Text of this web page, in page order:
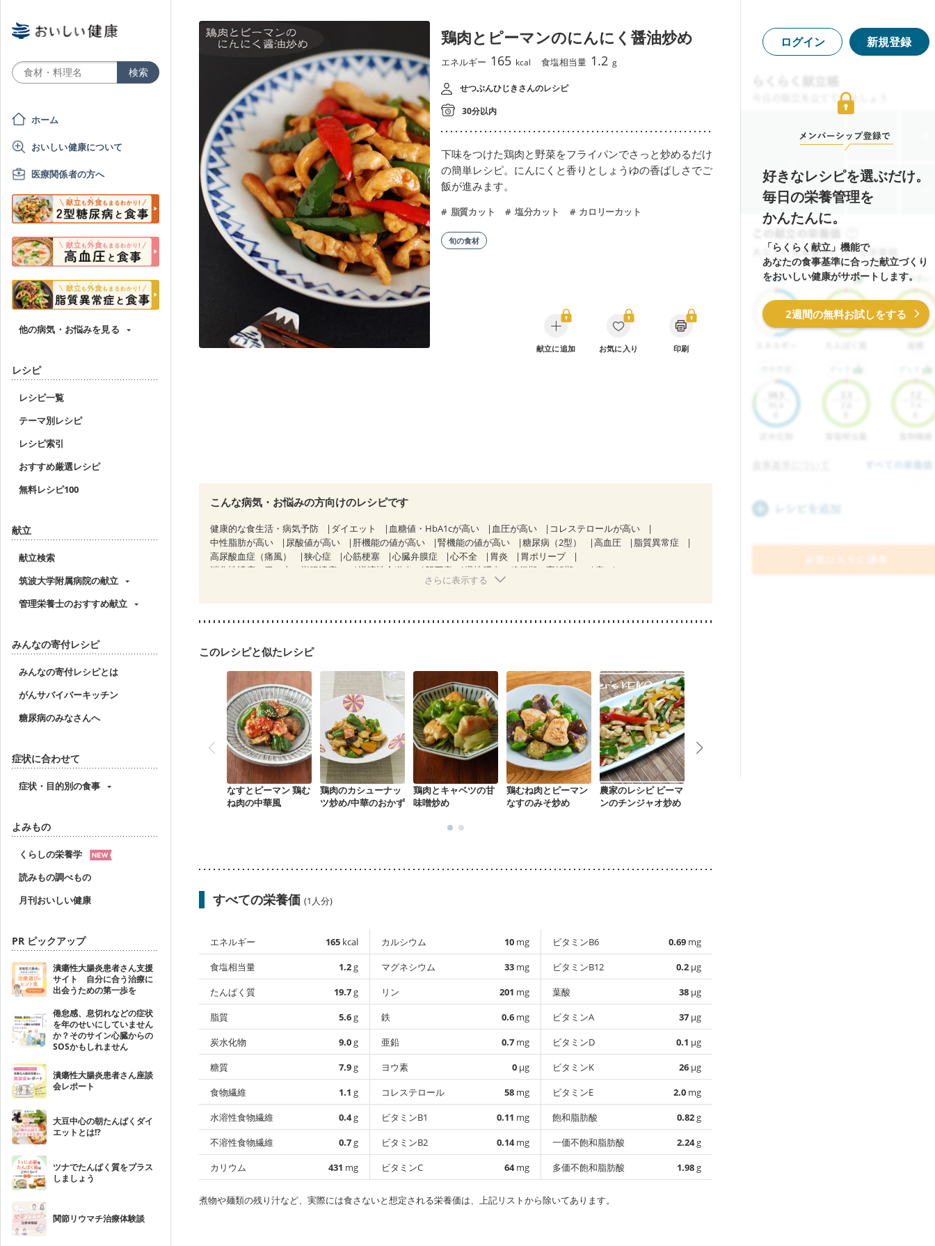
ホーム
おいしい健康について
医療関係者の方へ
他の病気・お悩みを見る
レシピ
レシピ一覧
テーマ別レシピ
レシピ索引
おすすめ厳選レシピ
無料レシピ100
献立
献立検索
筑波大学附属病院の献立
管理栄養士のおすすめ献立
みんなの寄付レシピ
みんなの寄付レシピとは
がんサバイバーキッチン
糖尿病のみなさんへ
症状に合わせて
症状・目的別の食事
よみもの
くらしの栄養学
読みもの調べもの
月刊おいしい健康
PR ピックアップ
潰瘍性大腸炎患者さん支援
サイト 自分に合う治療に
出会うための第一歩を
倦怠感、息切れなどの症状
を年のせいにしていません
か？そのサイン心臓からの
SOSかもしれません
潰瘍性大腸炎患者さん座談
会レポート
大豆中心の朝たんぱくダイ
エットとは!?
ツナでたんぱく質をプラス
しましょう
関節リウマチ治療体験談
鶏肉とピーマンのにんにく醤油炒め
エネルギー 165 kcal 食塩相当量 1.2 g
せつぶんひじきさんのレシピ
30分以内
下味をつけた鶏肉と野菜をフライパンでさっと炒めるだけ
の簡単レシピ。にんにくと香りとしょうゆの香ばしさでご
飯が進みます。
脂質カット 塩分カット カロリーカット
旬の食材
献立に追加 お気に入り 印刷
こんな病気・お悩みの方向けのレシピです
健康的な食生活・病気予防 ダイエット 血糖値・HbA1cが高い 血圧が高い
コレステロールが高い
中性脂肪が高い
尿酸値が高い 肝機能の値が高い 腎機能の値が高い 糖尿病（2型） 高血圧
脂質異常症
高尿酸血症（痛風）
狭心症 心筋梗塞 心臓弁膜症 心不全 胃炎
胃ポリープ
消化性潰瘍（胃・十二指腸潰瘍）
逆流性食道炎 胆石症 慢性膵炎（移行期・寛解期）
痔
糖尿病性腎症（第２期）
胃がん治療を終えた方・経過観察中の方
大腸がん治療を終えた方・経過観察中の方
大腸がん（抗がん剤治療中）
妊婦健診・体重増加が気になる（初期）
産後（ミルク）
骨折 関節リウマチ フレイル（年齢に合わせた体作り） 貧血対策
ニキビ・肌荒れ
妊活中
更年期
さらに表示する
このレシピと似たレシピ
なすとピーマン 鶏む
ね肉の中華風
鶏肉のカシューナッ
ツ炒め/中華のおかず
鶏肉とキャベツの甘
味噌炒め
鶏むね肉とピーマン
なすのみそ炒め
農家のレシピ ピーマ
ンのチンジャオ炒め
すべての栄養価 (1人分)
エネルギー 165 kcal
食塩相当量
1.2g
たんぱく質
19.7g
脂質
5.6g
炭水化物
9.0g
糖質
7.9g
食物繊維
1.1 g
水溶性食物繊維
0.4g
不溶性食物繊維
0.7g
カリウム
431 mg
カルシウム 10 mg
マグネシウム
33 mg
リン
201 mg
鉄
0.6 mg
亜鉛
0.7 mg
ヨウ素
0 µg
コレステロール
58 mg
ビタミンB1
0.11 mg
ビタミンB2
0.14mg
ビタミンC
64mg
ビタミンB6 0.69 mg
ビタミンB12
0.2 µg
葉酸
38 µg
ビタミンA
37 µg
ビタミンD
0.1 µg
ビタミンK
26 µg
ビタミンE
2.0 mg
飽和脂肪酸
0.82g
一価不飽和脂肪酸
2.24g
多価不飽和脂肪酸
1.98g
煮物や麺類の残り汁など、実際には食さないと想定される栄養価は、上記リストから除いてあります。
ログイン 新規登録
好きなレシピを選ぶだけ。
毎日の栄養管理を
かんたんに。
「らくらく献立」機能で
あなたの食事基準に合った献立づくり
をおいしい健康がサポートします。
2週間の無料お試しをする